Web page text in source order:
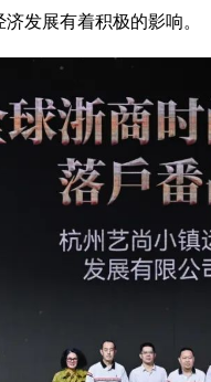
发展有着积极的影响。